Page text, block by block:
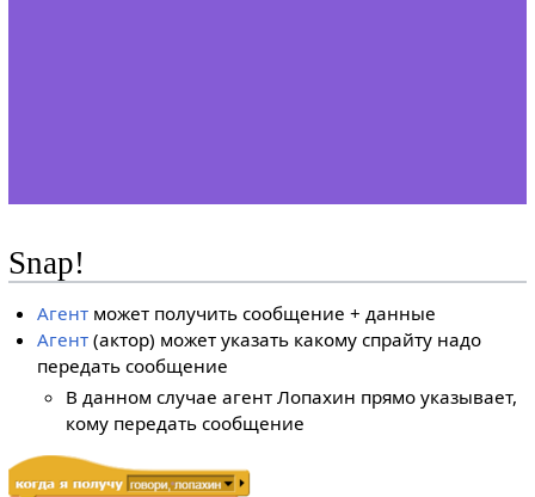
Snap!
Агент может получить сообщение + данные
Агент (актор) может указать какому спрайту надо
передать сообщение
В данном случае агент Лопахин прямо указывает,
кому передать сообщение